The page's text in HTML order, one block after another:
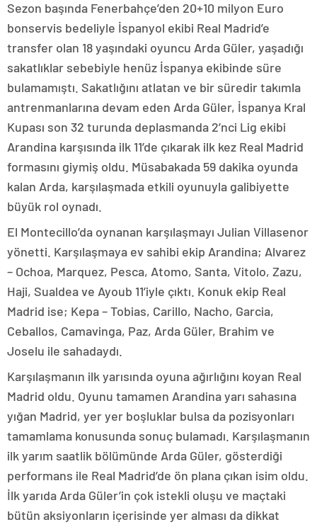
Sezon başında Fenerbahçe’den 20+10 milyon Euro
bonservis bedeliyle İspanyol ekibi Real Madrid’e
transfer olan 18 yaşındaki oyuncu Arda Güler, yaşadığı
sakatlıklar sebebiyle henüz İspanya ekibinde süre
bulamamıştı. Sakatlığını atlatan ve bir süredir takımla
antrenmanlarına devam eden Arda Güler, İspanya Kral
Kupası son 32 turunda deplasmanda 2’nci Lig ekibi
Arandina karşısında ilk 11’de çıkarak ilk kez Real Madrid
formasını giymiş oldu. Müsabakada 59 dakika oyunda
kalan Arda, karşılaşmada etkili oyunuyla galibiyette
büyük rol oynadı.
El Montecillo’da oynanan karşılaşmayı Julian Villasenor
yönetti. Karşılaşmaya ev sahibi ekip Arandina; Alvarez
– Ochoa, Marquez, Pesca, Atomo, Santa, Vitolo, Zazu,
Haji, Sualdea ve Ayoub 11’iyle çıktı. Konuk ekip Real
Madrid ise; Kepa – Tobias, Carillo, Nacho, Garcia,
Ceballos, Camavinga, Paz, Arda Güler, Brahim ve
Joselu ile sahadaydı.
Karşılaşmanın ilk yarısında oyuna ağırlığını koyan Real
Madrid oldu. Oyunu tamamen Arandina yarı sahasına
yığan Madrid, yer yer boşluklar bulsa da pozisyonları
tamamlama konusunda sonuç bulamadı. Karşılaşmanın
ilk yarım saatlik bölümünde Arda Güler, gösterdiği
performans ile Real Madrid’de ön plana çıkan isim oldu.
İlk yarıda Arda Güler’in çok istekli oluşu ve maçtaki
bütün aksiyonların içerisinde yer alması da dikkat